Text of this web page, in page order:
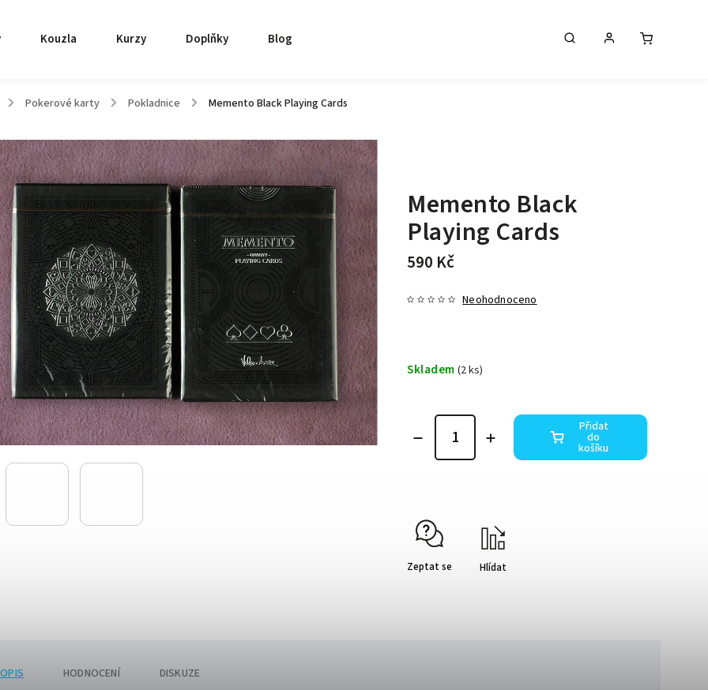
Kouzla Kurzy Doplňky Blog
/ Pokerové karty / Pokladnice / Memento Black Playing Cards
Memento Black
Playing Cards
590 Kč
Neohodnoceno
Skladem (2 ks)
Přidat
do
košíku
Zeptat se Hlídat
HODNOCENÍ DISKUZE